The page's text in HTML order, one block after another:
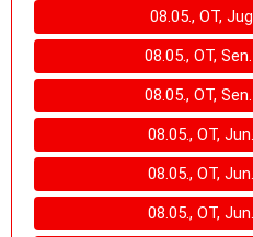
08.05., OT,
08.05., OT,
08.05., OT,
08.05., OT,
08.05., OT,
08.05., OT,